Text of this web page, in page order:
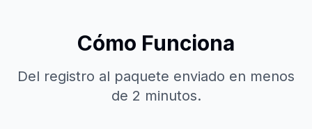
Cómo Funciona
Del registro al paquete enviado en menos
de 2 minutos.